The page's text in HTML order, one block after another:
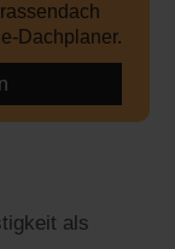
Dachplaner.
als